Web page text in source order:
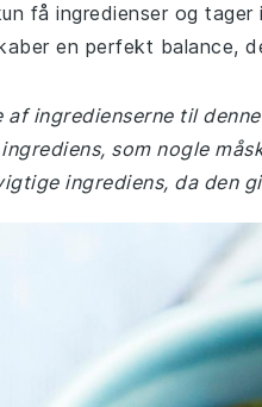
få ingredienser og
en perfekt balance,
af ingredienserne til
som nogle
ingrediens, da den